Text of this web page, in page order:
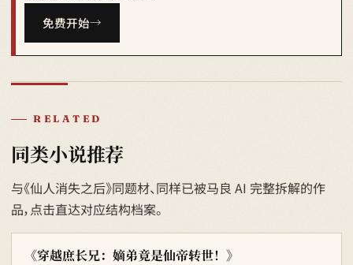
免费开始
RELATED
同类小说推荐
与《仙人消失之后》同题材、同样已被马良 AI 完整拆解的作
品，点击直达对应结构档案。
《穿越庶长兄：嫡弟竟是仙帝转世！》